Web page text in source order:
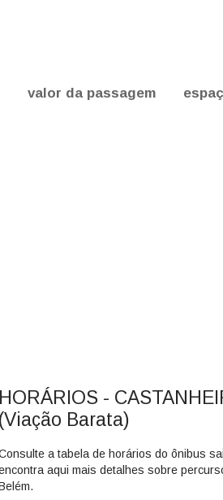
valor da passagem
HORÁRIOS -
(Viação Barata)
a tabela de horários do ônibus
aqui mais detalhes sobre